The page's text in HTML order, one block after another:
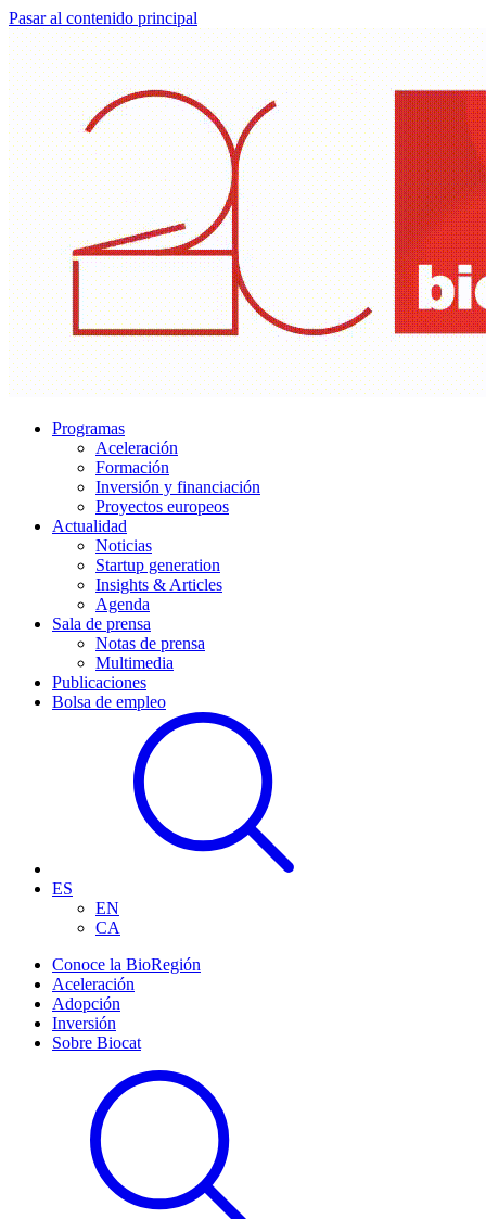
Pasar al contenido principal
Programas
Aceleración
Formación
Inversión y financiación
Proyectos europeos
Actualidad
Noticias
Startup generation
Insights & Articles
Agenda
Sala de prensa
Notas de prensa
Multimedia
Publicaciones
Bolsa de empleo
ES
EN
CA
Conoce la BioRegión
Aceleración
Adopción
Inversión
Sobre Biocat